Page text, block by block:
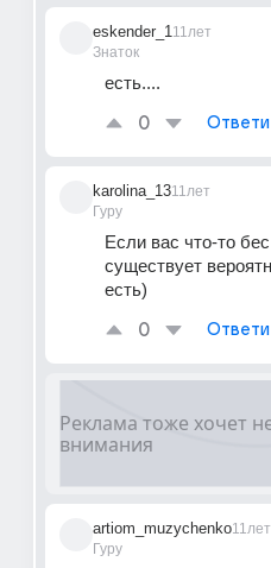
eskender_1
Знаток
11лет
есть....
0
karolina_13
Гуру
11лет
Если вас что-то
существует
есть)
0
artiom_muzychenko
Гуру
11лет